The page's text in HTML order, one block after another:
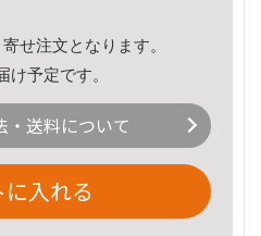
せ注文となります。
け予定です。
・送料について
入れる